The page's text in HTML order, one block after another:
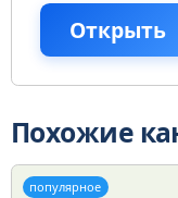
Открыть
Похожие
популярное